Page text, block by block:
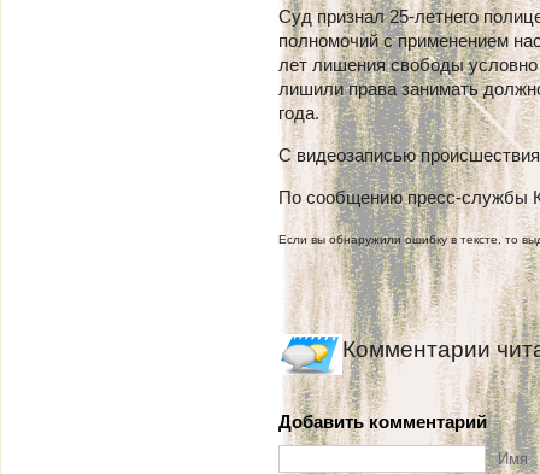
Суд признал 25-летнего
полномочий с применением
лет лишения свободы
лишили права занимать
года.
С видеозаписью
По сообщению пресс-службы
Если вы обнаружили ошибку в тексте, то
Комментарии
Добавить комментарий
Имя